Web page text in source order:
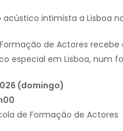
intimista a Lisboa
de Actores
especial em Lisboa, num
(domingo)
de Formação de Actores